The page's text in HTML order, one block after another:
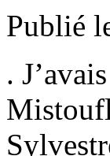
Publié
.